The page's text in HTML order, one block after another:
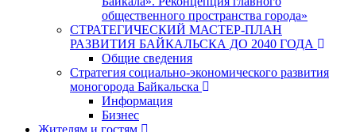
общественного пространства города»
СТРАТЕГИЧЕСКИЙ МАСТЕР-ПЛАН
РАЗВИТИЯ БАЙКАЛЬСКА ДО 2040 ГОДА
Общие сведения
Стратегия социально-экономического развития
моногорода Байкальска
Информация
Бизнес
Жителям и гостям